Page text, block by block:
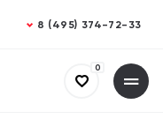
8 (495) 374-72-33
0
Закрыть
Закрыть